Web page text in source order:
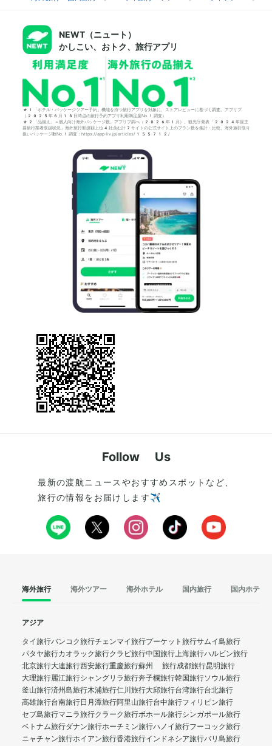
NEWT（ニュート）
かしこい、おトク、旅行アプリ
*1「ホテル・パッケージツアー予約」機能を持つ旅行アプリを対象に、ストアレビューに基づく調査。アプリブ
（2025年6月18日時点の旅行予約アプリ利用満足度No.1調査）
*2「品揃え」＝個人向け海外パッケージ数。アプリブ調べ（2026年1月）。観光庁発表「2024年度主
要旅行業者取扱状況」海外旅行取扱額上位4社含む計7サイトの公式サイト上のプラン数を集計・比較。海外旅行取り
扱いパッケージ数No.1調査：https://app-liv.jp/articles/155712/
Follow Us
最新の渡航ニュースやおすすめスポットなど、
旅行の情報をお届けします✈️
海外旅行 海外ツアー 海外ホテル 国内旅行 国内ホテル
アジア
タイ旅行バンコク旅行チェンマイ旅行プーケット旅行サムイ島旅行
パタヤ旅行カオラック旅行クラビ旅行中国旅行上海旅行ハルビン旅行
北京旅行大連旅行西安旅行重慶旅行蘇州 旅行成都旅行昆明旅行
大理旅行麗江旅行シャングリラ旅行奔子欄旅行韓国旅行ソウル旅行
釜山旅行済州島旅行木浦旅行仁川旅行大邱旅行台湾旅行台北旅行
高雄旅行台南旅行日月潭旅行阿里山旅行台中旅行フィリピン旅行
セブ島旅行マニラ旅行クラーク旅行ボホール旅行シンガポール旅行
ベトナム旅行ダナン旅行ホーチミン旅行ハノイ旅行フーコック旅行
ニャチャン旅行ホイアン旅行香港旅行インドネシア旅行バリ島旅行